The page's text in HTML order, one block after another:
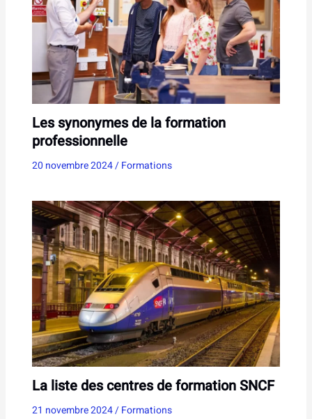
Les synonymes de la formation
professionnelle
20 novembre 2024/Formations
La liste des centres de formation SNCF
21 novembre 2024/Formations